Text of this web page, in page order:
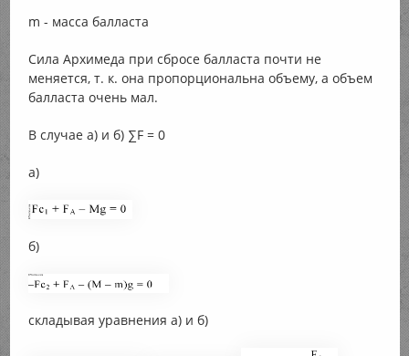
m - масса балласта
Сила Архимеда при сбросе балласта почти не
меняется, т. к. она пропорциональна объему, а объем
балласта очень мал.
В случае а) и б) ∑F = 0
а)
б)
складывая уравнения а) и б)